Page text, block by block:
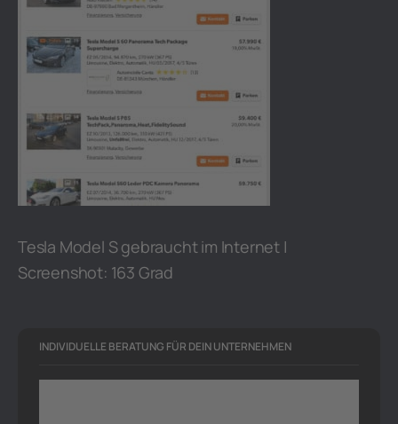
Tesla Model S gebraucht im Internet |
Screenshot: 163 Grad
INDIVIDUELLE BERATUNG FÜR DEIN UNTERNEHMEN